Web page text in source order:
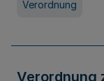
Verordnung
Verordnung